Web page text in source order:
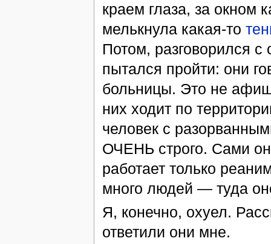
краем глаза, за окном
мелькнула какая-то
Потом, разговорился с
пытался пройти: они
больницы. Это не
них ходит по
человек с
ОЧЕНЬ строго. Сами
работает только
много людей — туда
Я, конечно, охуел.
ответили они мне.